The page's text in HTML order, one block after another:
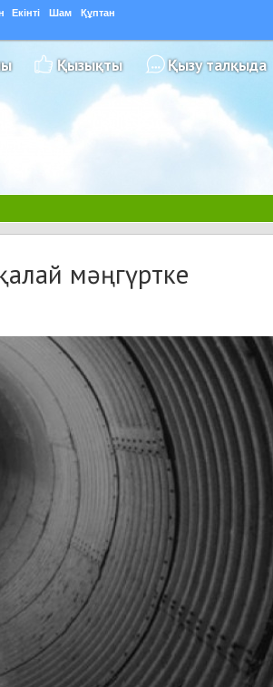
Екінті Шам Құптан
Қызықты Қызу талқыда
мәңгүртке